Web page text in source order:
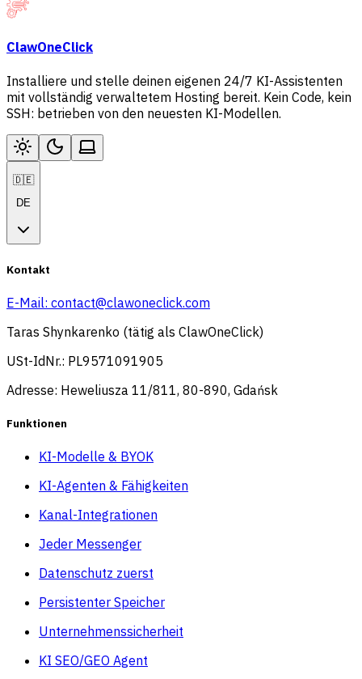
ClawOneClick
Installiere und stelle deinen eigenen 24/7 KI-Assistenten
mit vollständig verwaltetem Hosting bereit. Kein Code, kein
SSH: betrieben von den neuesten KI-Modellen.
🇩🇪
DE
Kontakt
E-Mail: contact@clawoneclick.com
Taras Shynkarenko (tätig als ClawOneClick)
USt-IdNr.: PL9571091905
Adresse: Heweliusza 11/811, 80-890, Gdańsk
Funktionen
KI-Modelle & BYOK
KI-Agenten & Fähigkeiten
Kanal-Integrationen
Jeder Messenger
Datenschutz zuerst
Persistenter Speicher
Unternehmenssicherheit
KI SEO/GEO Agent